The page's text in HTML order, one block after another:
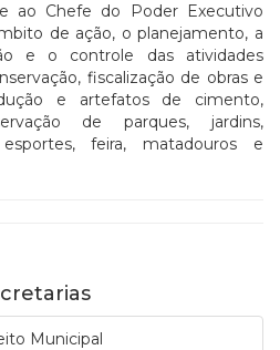
ao Chefe do Poder Executivo
de ação, o planejamento, a
e o controle das atividades
fiscalização de obras e
e artefatos de cimento,
de parques, jardins,
feira, matadouros e
Municipal